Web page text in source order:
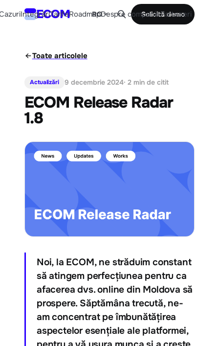
ECOM
IntegrăriTarifeRoadmapDespre companieParteneri
RO Solicită demo
Toate articolele
Actualizări 9 decembrie 2024· 2 min de citit
ECOM Release Radar
1.8
Noi, la ECOM, ne străduim constant
să atingem perfecțiunea pentru ca
afacerea dvs. online din Moldova să
prospere. Săptămâna trecută, ne-
am concentrat pe îmbunătățirea
aspectelor esențiale ale platformei,